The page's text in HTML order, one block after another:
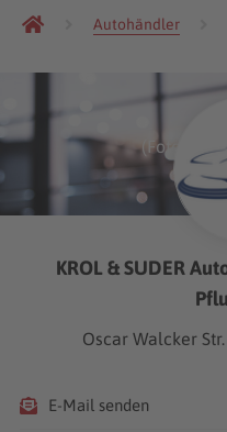
Autohändler
(Foto:
KROL & SUDER
Oscar Walcker
E-Mail senden